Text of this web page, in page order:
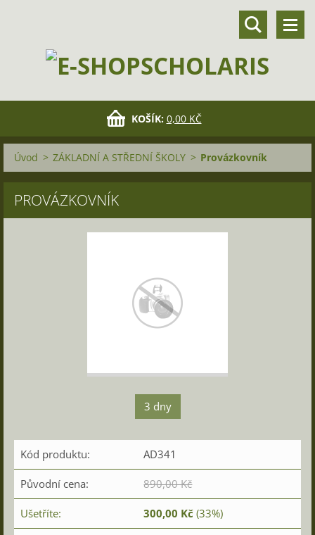
KOŠÍK: 0,00 KČ
Úvod > ZÁKLADNÍ A STŘEDNÍ ŠKOLY > Provázkovník
PROVÁZKOVNÍK
3 dny
Kód produktu: AD341
Původní cena: 890,00 Kč
Ušetříte: 300,00 Kč (33%)